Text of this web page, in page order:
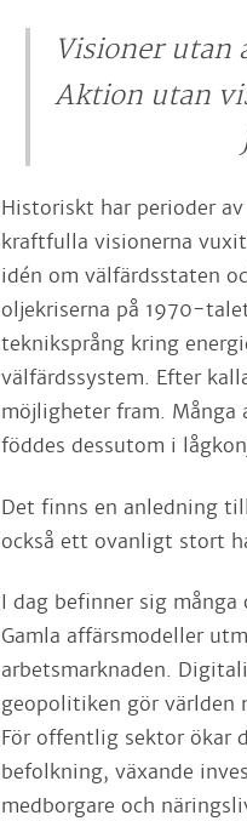
Visioner utan
Aktion utan
Historiskt har perioder
kraftfulla visionerna
idén om välfärdsstaten
oljekriserna på 1970-
tekniksprång kring
välfärdssystem. Efter
möjligheter fram. Många
föddes dessutom i
Det finns en anledning
också ett ovanligt stort
I dag befinner sig
Gamla affärsmodeller
arbetsmarknaden.
geopolitiken gör världen
För offentlig sektor ökar
befolkning, växande
medborgare och